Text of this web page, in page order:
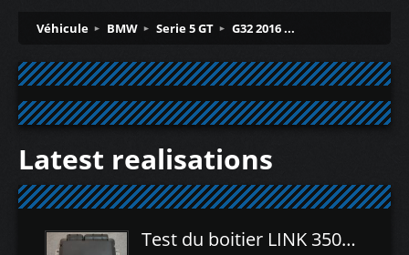
Véhicule BMW Serie 5 GT G32 2016 ...
Latest realisations
Test du boitier LINK 350Z Plugin ECU